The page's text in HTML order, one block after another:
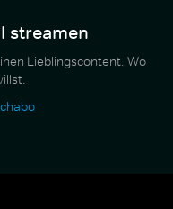
streamen
Lieblingscontent. Wo